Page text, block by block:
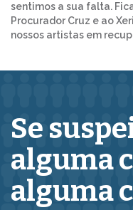
sentimos a sua falta.
Procurador Cruz e ao
nossos artistas em
Se
alguma
alguma